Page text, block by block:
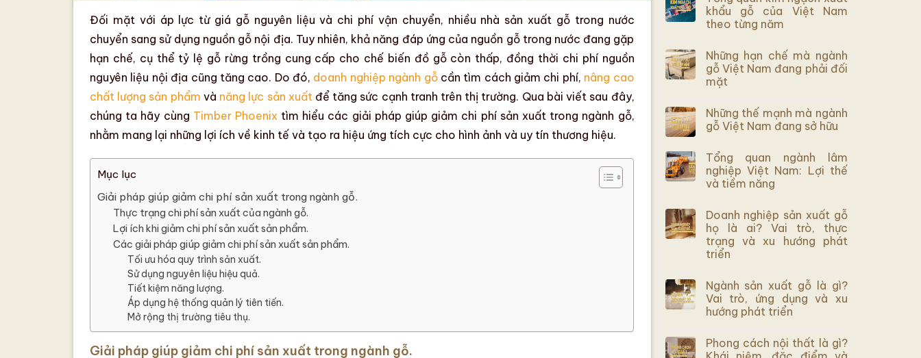
Đối mặt với áp lực từ giá gỗ nguyên liệu và chi phí vận chuyển, nhiều nhà sản xuất gỗtrong nước
chuyển sang sử dụng nguồn gỗ nội địa. Tuy nhiên, khả năng đáp ứng của nguồn gỗ trong nước đang gặp
hạn chế, cụ thể tỷ lệ gỗ rừng trồng cung cấp cho chế biến đồ gỗcòn thấp, đồng thời chi phí nguồn
nguyên liệu nội địa cũng tăng cao. Do đó, doanh nghiệp ngành gỗcần tìm cách giảm chi phí, nâng cao
chất lượng sản phẩm và năng lực sản xuấtđể tăng sức cạnh tranh trên thị trường. Qua bài viết sau đây,
chúng ta hãy cùng Timber Phoenix tìm hiểu các giải pháp giúp giảm chi phí sản xuất trong ngành gỗ,
nhằm mang lại những lợi ích về kinh tế và tạo ra hiệu ứng tích cực cho hình ảnh và uy tín thương hiệu.
Mục lục
Giải pháp giúp giảm chi phí sản xuất trong ngành gỗ.
Thực trạng chi phí sản xuất của ngành gỗ.
Lợi ích khi giảm chi phí sản xuất sản phẩm.
Các giải pháp giúp giảm chi phí sản xuất sản phẩm.
Tối ưu hóa quy trình sản xuất.
Sử dụng nguyên liệu hiệu quả.
Tiết kiệm năng lượng.
Áp dụng hệ thống quản lý tiên tiến.
Mở rộng thị trường tiêu thụ.
Giải pháp giúp giảm chi phí sản xuất trong ngành gỗ.
khẩu gỗ của Việt Nam
theo từng năm
Những hạn chế mà ngành
gỗ Việt Nam đang phải đối
mặt
Những thế mạnh mà ngành
gỗ Việt Nam đang sở hữu
Tổng quan ngành lâm
nghiệp Việt Nam: Lợi thế
và tiềm năng
Doanh nghiệp sản xuất gỗ
họ là ai? Vai trò, thực
trạng và xu hướng phát
triển
Ngành sản xuất gỗ là gì?
Vai trò, ứng dụng và xu
hướng phát triển
Phong cách nội thất là gì?